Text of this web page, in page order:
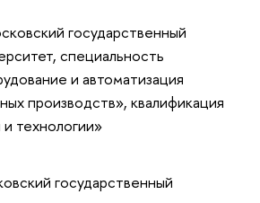
государственный
специальность
и автоматизация
производств», квалификация
технологии»
государственный